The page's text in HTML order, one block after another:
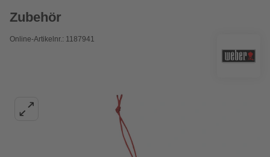
Zubehör
Online-Artikelnr.: 1187941